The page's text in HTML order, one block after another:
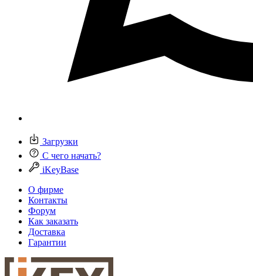
Загрузки
С чего начать?
iKeyBase
О фирме
Контакты
Форум
Как заказать
Доставка
Гарантии